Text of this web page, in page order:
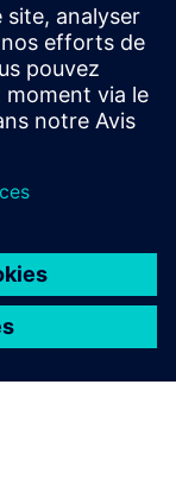
performance
IR
dans les